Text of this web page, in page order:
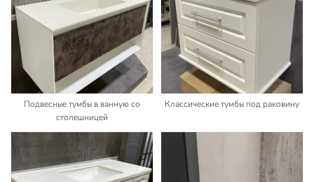
Подвесные тумбы в ванную со
столешницей
Классические тумбы под раковину